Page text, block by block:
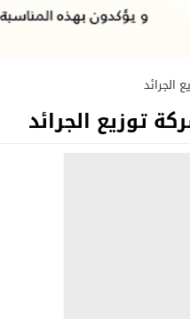
الجرائد
توزيع الجرائد